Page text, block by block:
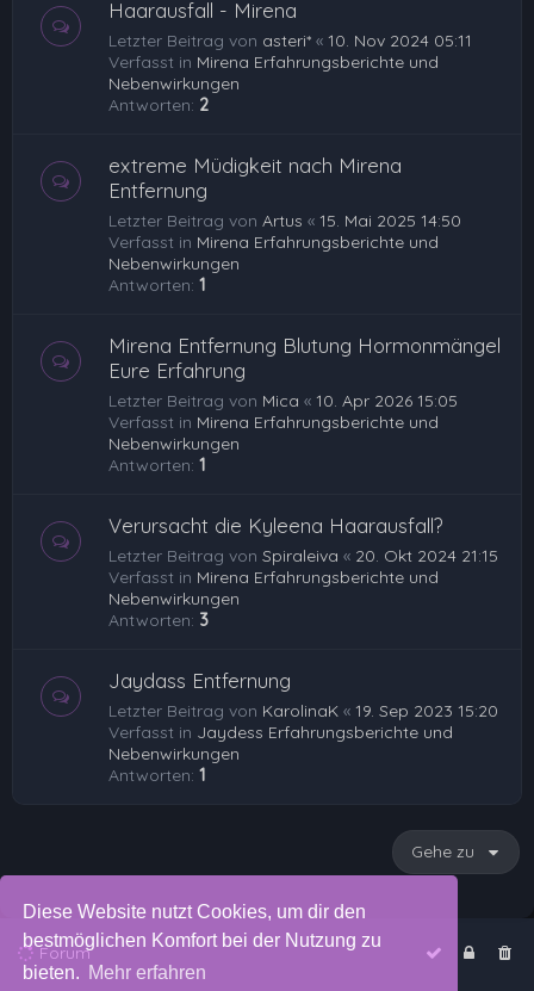
Diese Website nutzt Cookies, um dir den
bestmöglichen Komfort bei der Nutzung zu
bieten. Mehr erfahren
Haarausfall - Mirena
Letzter Beitrag von asteri* « 10. Nov 2024 05:11
Verfasst in Mirena Erfahrungsberichte und
Nebenwirkungen
Antworten: 2
extreme Müdigkeit nach Mirena
Entfernung
Letzter Beitrag von Artus « 15. Mai 2025 14:50
Verfasst in Mirena Erfahrungsberichte und
Nebenwirkungen
Antworten: 1
Mirena Entfernung Blutung Hormonmängel
Eure Erfahrung
Letzter Beitrag von Mica « 10. Apr 2026 15:05
Verfasst in Mirena Erfahrungsberichte und
Nebenwirkungen
Antworten: 1
Verursacht die Kyleena Haarausfall?
Letzter Beitrag von Spiraleiva « 20. Okt 2024 21:15
Verfasst in Mirena Erfahrungsberichte und
Nebenwirkungen
Antworten: 3
Jaydass Entfernung
Letzter Beitrag von KarolinaK « 19. Sep 2023 15:20
Verfasst in Jaydess Erfahrungsberichte und
Nebenwirkungen
Antworten: 1
Gehe zu
Forum